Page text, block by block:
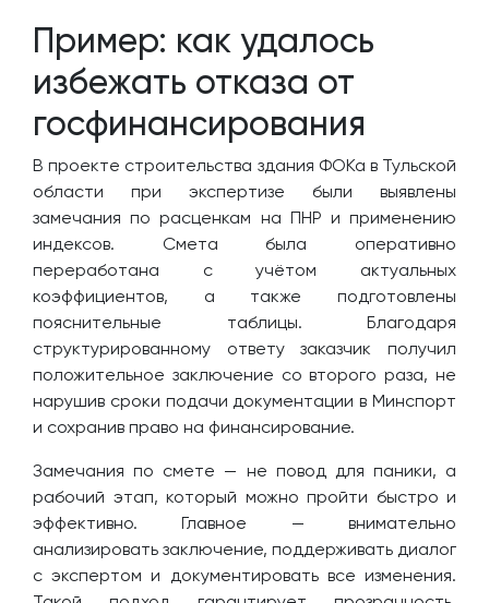
Пример: как удалось
избежать отказа от
госфинансирования
В проекте строительства здания ФОКа в Тульской
области при экспертизе были выявлены
замечания по расценкам на ПНР и применению
индексов. Смета была оперативно
переработана с учётом актуальных
коэффициентов, а также подготовлены
пояснительные таблицы. Благодаря
структурированному ответу заказчик получил
положительное заключение со второго раза, не
нарушив сроки подачи документации в Минспорт
и сохранив право на финансирование.
Замечания по смете — не повод для паники, а
рабочий этап, который можно пройти быстро и
эффективно. Главное — внимательно
анализировать заключение, поддерживать диалог
с экспертом и документировать все изменения.